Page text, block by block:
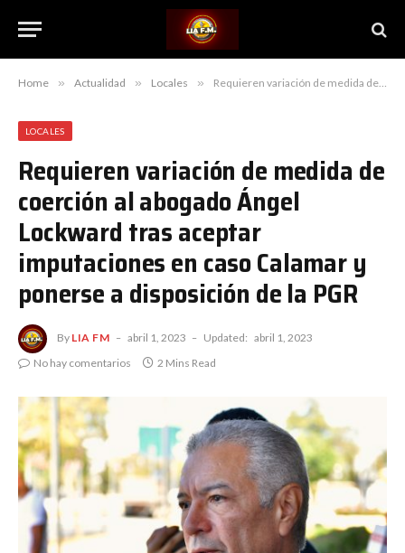
Home » Actualidad » Locales » Requieren variación de medida de coerción al abogado Ángel Lockward tras aceptar imputaciones en caso Calamar y ponerse a disposición de la PGR
LOCALES
Requieren variación de medida de
coerción al abogado Ángel
Lockward tras aceptar
imputaciones en caso Calamar y
ponerse a disposición de la PGR
By LIA FM abril 1, 2023 Updated: abril 1, 2023
No hay comentarios
2 Mins Read